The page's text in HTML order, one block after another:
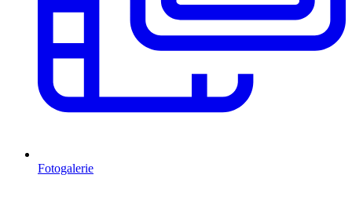
Fotogalerie